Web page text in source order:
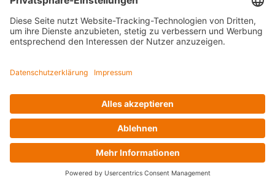
Türsprechanlagen
Alle anzeigen
Außenstationen
Klingeltaster und Gongs
Sprechanlagen-Sets
Zubehör Türkommunikation
Videoüberwachung
Zubehör Videoüberwachung
Alle anzeigen